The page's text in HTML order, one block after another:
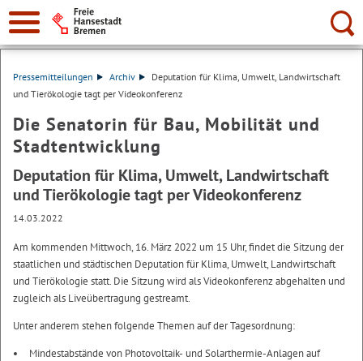
Suche:
Pressemitteilungen Archiv
Deputation für Klima, Umwelt, Landwirtschaft
und Tierökologie tagt per Videokonferenz
Die Senatorin für Bau, Mobilität und
Stadtentwicklung
Deputation für Klima, Umwelt, Landwirtschaft
und Tierökologie tagt per Videokonferenz
14.03.2022
Am kommenden Mittwoch, 16. März 2022 um 15 Uhr, findet die Sitzung der
staatlichen und städtischen Deputation für Klima, Umwelt, Landwirtschaft
und Tierökologie statt. Die Sitzung wird als Videokonferenz abgehalten und
zugleich als Liveübertragung gestreamt.
Unter anderem stehen folgende Themen auf der Tagesordnung:
Mindestabstände von Photovoltaik- und Solarthermie-Anlagen auf